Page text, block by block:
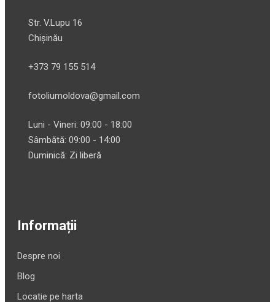
Str. V.Lupu 16
Chișinău
+373 79 155 514
fotoliumoldova@gmail.com
Luni - Vineri: 09:00 - 18:00
Sâmbătă: 09:00 - 14:00
Duminică: Zi liberă
Informații
Despre noi
Blog
Locatie pe harta